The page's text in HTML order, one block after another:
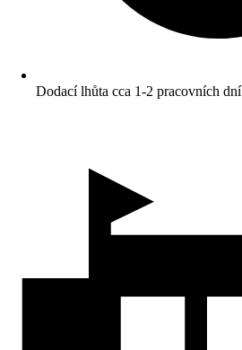
Dodací lhůta cca 1-2 pracovních dní